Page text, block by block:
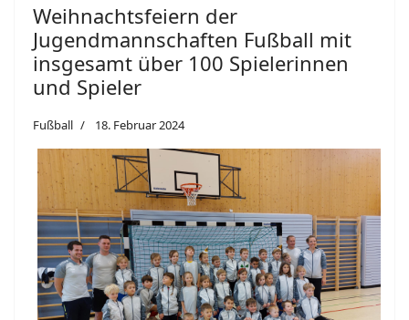
Weihnachtsfeiern der
Jugendmannschaften Fußball mit
insgesamt über 100 Spielerinnen
und Spieler
Fußball 18. Februar 2024